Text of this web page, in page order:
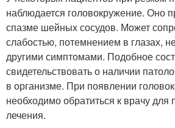
наблюдается головокружение. Оно
спазме шейных сосудов. Может
слабостью, потемнением в глазах,
другими симптомами. Подобное
свидетельствовать о наличии
в организме. При появлении
необходимо обратиться к врачу для
лечения.